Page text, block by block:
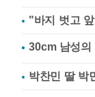
"바지 벗고
박찬민 딸 박